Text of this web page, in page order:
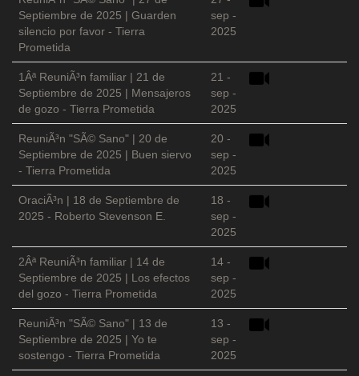
Septiembre de 2025 | Guarden
silencio por favor - Tierra
Prometida
sep -
2025
1Âª ReuniÃ³n familiar | 21 de
Septiembre de 2025 | Mensajeros
de gozo - Tierra Prometida
21 -
sep -
2025
ReuniÃ³n "SÃ© Sano" | 20 de
Septiembre de 2025 | Buen siervo
- Tierra Prometida
20 -
sep -
2025
OraciÃ³n | 18 de Septiembre de
2025 - Roberto Stevenson E.
18 -
sep -
2025
2Âª ReuniÃ³n familiar | 14 de
Septiembre de 2025 | Los efectos
del gozo - Tierra Prometida
14 -
sep -
2025
ReuniÃ³n "SÃ© Sano" | 13 de
Septiembre de 2025 | Yo te
sostengo - Tierra Prometida
13 -
sep -
2025